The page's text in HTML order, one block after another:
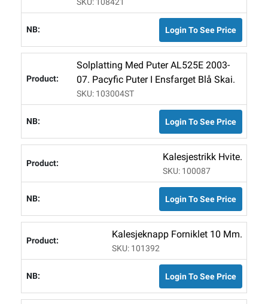
Login To See Price
Solplatting Med Puter AL525E 2003-
07. Pacyfic Puter I Ensfarget Blå Skai.
SKU: 103004ST
Login To See Price
Kalesjestrikk Hvite.
SKU: 100087
Login To See Price
Kalesjeknapp Forniklet 10 Mm.
SKU: 101392
Login To See Price